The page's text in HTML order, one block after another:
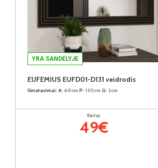
YRA SANDĖLYJE
EUFEMIUS EUFD01-D131 veidrodis
Išmatavimai: A: 60cm P: 120cm G: 2cm
Kaina:
49€